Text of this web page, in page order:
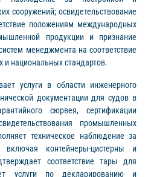
сооружений; освидетельствование
положениям международных
продукции и признание
менеджмента на соответствие
национальных стандартов.
услуги в области инженерного
документации для судов в
сюрвея, сертификации
промышленных
техническое наблюдение за
включая контейнеры-цистерны и
соответствие тары для
услуги по декларированию и